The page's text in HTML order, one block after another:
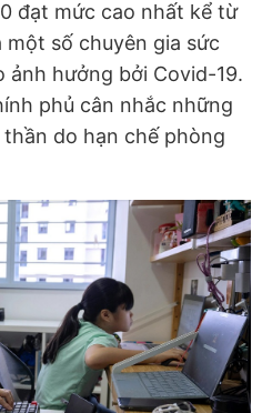
đạt mức cao nhất kể từ
một số chuyên gia sức
ảnh hưởng bởi Covid-19.
phủ cân nhắc những
do hạn chế phòng